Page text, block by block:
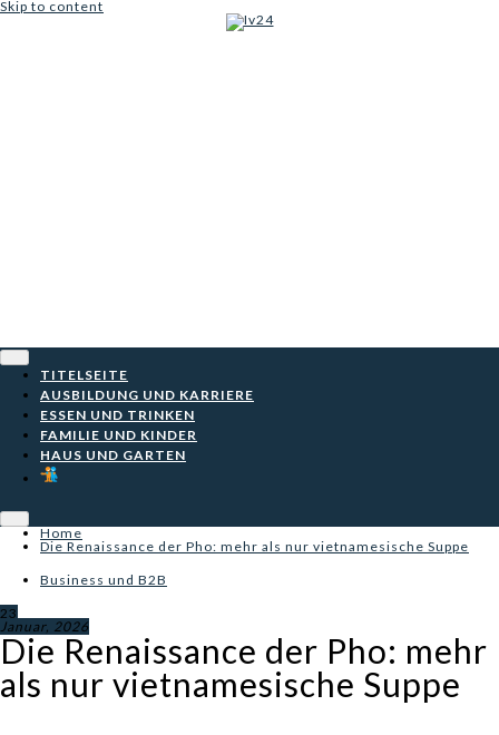
Skip to content
Iv24
TITELSEITE
AUSBILDUNG UND KARRIERE
ESSEN UND TRINKEN
FAMILIE UND KINDER
HAUS UND GARTEN
Home
Die Renaissance der Pho: mehr als nur vietnamesische Suppe
Business und B2B
23
Januar, 2026
Die Renaissance der Pho: mehr
als nur vietnamesische Suppe